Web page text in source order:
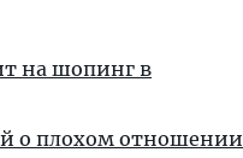
на шопинг в
о плохом отношении